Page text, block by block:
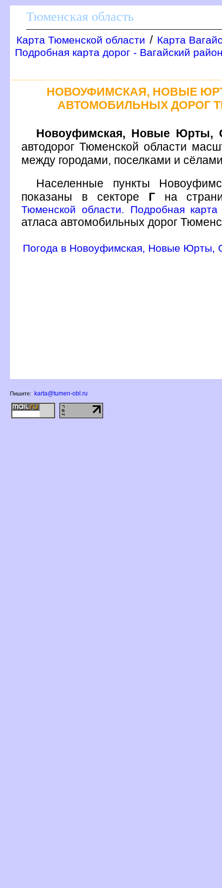
Тюменская область
Карта Тюменской области / Карта
Подробная карта дорог - Вагайский
НОВОУФИМСКАЯ, НОВЫЕ
АВТОМОБИЛЬНЫХ ДОРОГ
Новоуфимская, Новые Юрты,
автодорог Тюменской области
между городами, поселками и
Населенные пункты
показаны в секторе Гна
Тюменской области. Подробная
атласа автомобильных дорог
Погода в Новоуфимская, Новые Юрты,
Пишите: karta@tumen-obl.ru